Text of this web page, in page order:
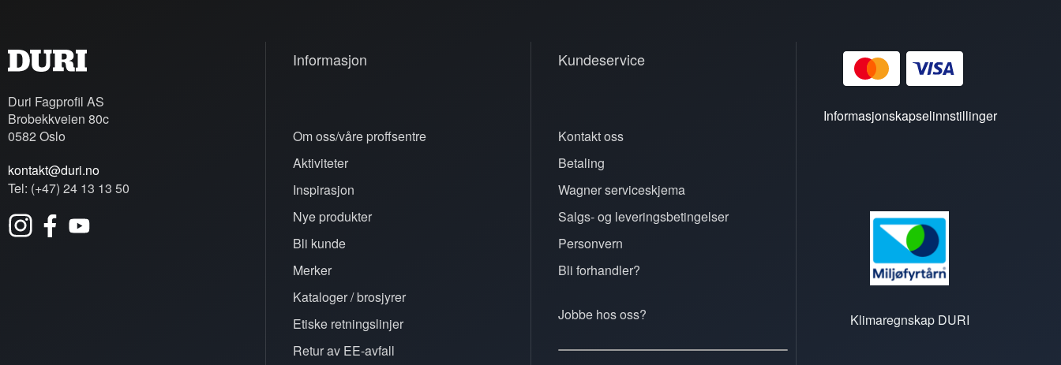
Duri Fagprofil AS
Brobekkveien 80c
0582 Oslo
kontakt@duri.no
Tel: (+47) 24 13 13 50
Informasjon
Om oss/våre proffsentre
Aktiviteter
Inspirasjon
Nye produkter
Bli kunde
Merker
Kataloger / brosjyrer
Etiske retningslinjer
Retur av EE-avfall
Kundeservice
Kontakt oss
Betaling
Wagner serviceskjema
Salgs- og leveringsbetingelser
Personvern
Bli forhandler?
Jobbe hos oss?
Informasjonskapselinnstillinger
Klimaregnskap DURI